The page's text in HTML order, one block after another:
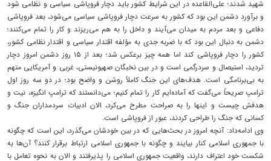
شهید شدند؛ علی‌القاعده در این شرایط کشور باید دچار فروپاشی سیاسی و نظامی شود
و برآورد دشمن این بود که کشور به سرعت دچار فروپاشی سیاسی می‌شود، بعد فروپاشی
دفاعی و بعد مردم به میدان می‌آیند و داخل را به هم می‌ریزند و کار را تمام می‌کنند؛
دشمن به دنبال این بود که با ضربه جدی به مؤلفه اقتدار سیاسی و اقتدار نظامی کشور،
کشور را دچار فروپاشی کند اما همه چیز برعکس شد؛ بعد از ۱۵ روز دشمن امروز دچار
تردید، استیصال و سردرگمی است و در بین نخبگان صهیونیستی، غربی و آمریکایی متهم
به بی‌برنامگی است. هدف‌های این جنگ کاملاً روشن و واضح بود؛ در دو سه روز اول
ترامپ صریحاً می‌گفت که آماده‌ایم کار را تمام کنیم؛ می‌دانستند که ترامپ انگیزه، نیت و
هدفش چیست و اینها را به صراحت مطرح می‌کرد، الان ادبیات سردمداران جنگ و
کسانی که جنگ را طراحی کردند، عبور از فروپاشی است.
وی ادامه‌داد: آنچه امروز در بحث‌هایی که در بین خودشان می‌گذرد، این است که چگونه
با جمهوری اسلامی کنار بیایند و چگونه با جمهوری اسلامی ارتباط برقرار کنند؟ آن‌ها به
شکست خود اعتراف دارند، واقعیت جمهوری اسلامی را پذیرفتند و الان به نحوه تعامل با